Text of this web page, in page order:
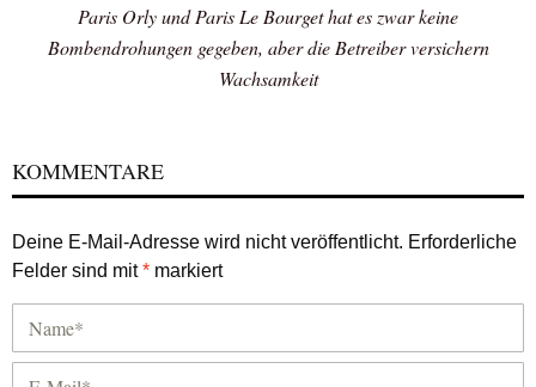
Paris Orly und Paris Le Bourget hat es zwar keine
Bombendrohungen gegeben, aber die Betreiber versichern
Wachsamkeit
KOMMENTARE
Deine E-Mail-Adresse wird nicht veröffentlicht. Erforderliche
Felder sind mit* markiert